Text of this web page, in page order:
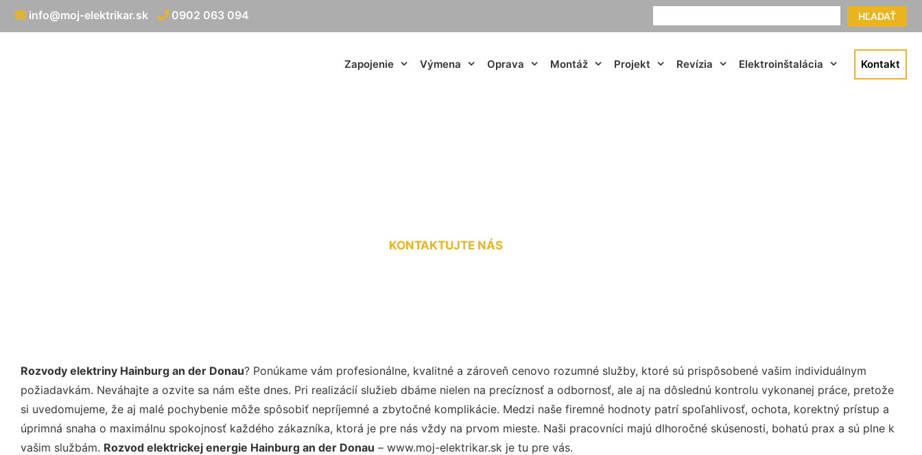
HĽADAŤ
info@moj-elektrikar.sk 0902 063 094
Zapojenie Výmena Oprava Montáž Projekt Revízia Elektroinštalácia Kontakt
KONTAKTUJTE NÁS
Rozvody elektriny Hainburg an der Donau? Ponúkame vám profesionálne, kvalitné a zároveň cenovo rozumné služby, ktoré sú prispôsobené vašim individuálnym
požiadavkám. Neváhajte a ozvite sa nám ešte dnes. Pri realizácií služieb dbáme nielen na precíznosť a odbornosť, ale aj na dôslednú kontrolu vykonanej práce, pretože
si uvedomujeme, že aj malé pochybenie môže spôsobiť nepríjemné a zbytočné komplikácie. Medzi naše firemné hodnoty patrí spoľahlivosť, ochota, korektný prístup a
úprimná snaha o maximálnu spokojnosť každého zákazníka, ktorá je pre nás vždy na prvom mieste. Naši pracovníci majú dlhoročné skúsenosti, bohatú prax a sú plne k
vašim službám. Rozvod elektrickej energie Hainburg an der Donau – www.moj-elektrikar.sk je tu pre vás.